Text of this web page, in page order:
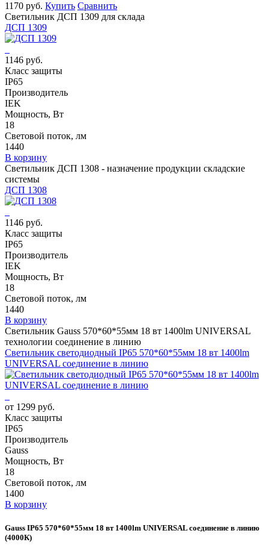
1170 руб. Купить Сравнить
Светильник ДСП 1309 для склада
ДСП 1309
1146 руб.
Класс защиты
IP65
Производитель
IEK
Мощность, Вт
18
Световой поток, лм
1440
В корзину
Светильник ДСП 1308 - назначение продукции складские
системы
ДСП 1308
1146 руб.
Класс защиты
IP65
Производитель
IEK
Мощность, Вт
18
Световой поток, лм
1440
В корзину
Светильник Gauss 570*60*55мм 18 вт 1400lm UNIVERSAL
технологии соединение в линию
Светильник светодиодный IP65 570*60*55мм 18 вт 1400lm
UNIVERSAL соединение в линию
от 1299 руб.
Класс защиты
IP65
Производитель
Gauss
Мощность, Вт
18
Световой поток, лм
1400
В корзину
Gauss IP65 570*60*55мм 18 вт 1400lm UNIVERSAL соединение в линию
(4000К)